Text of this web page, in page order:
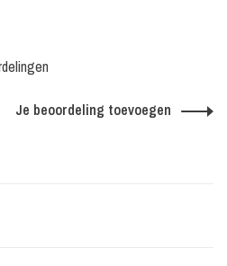
Je beoordeling toevoegen